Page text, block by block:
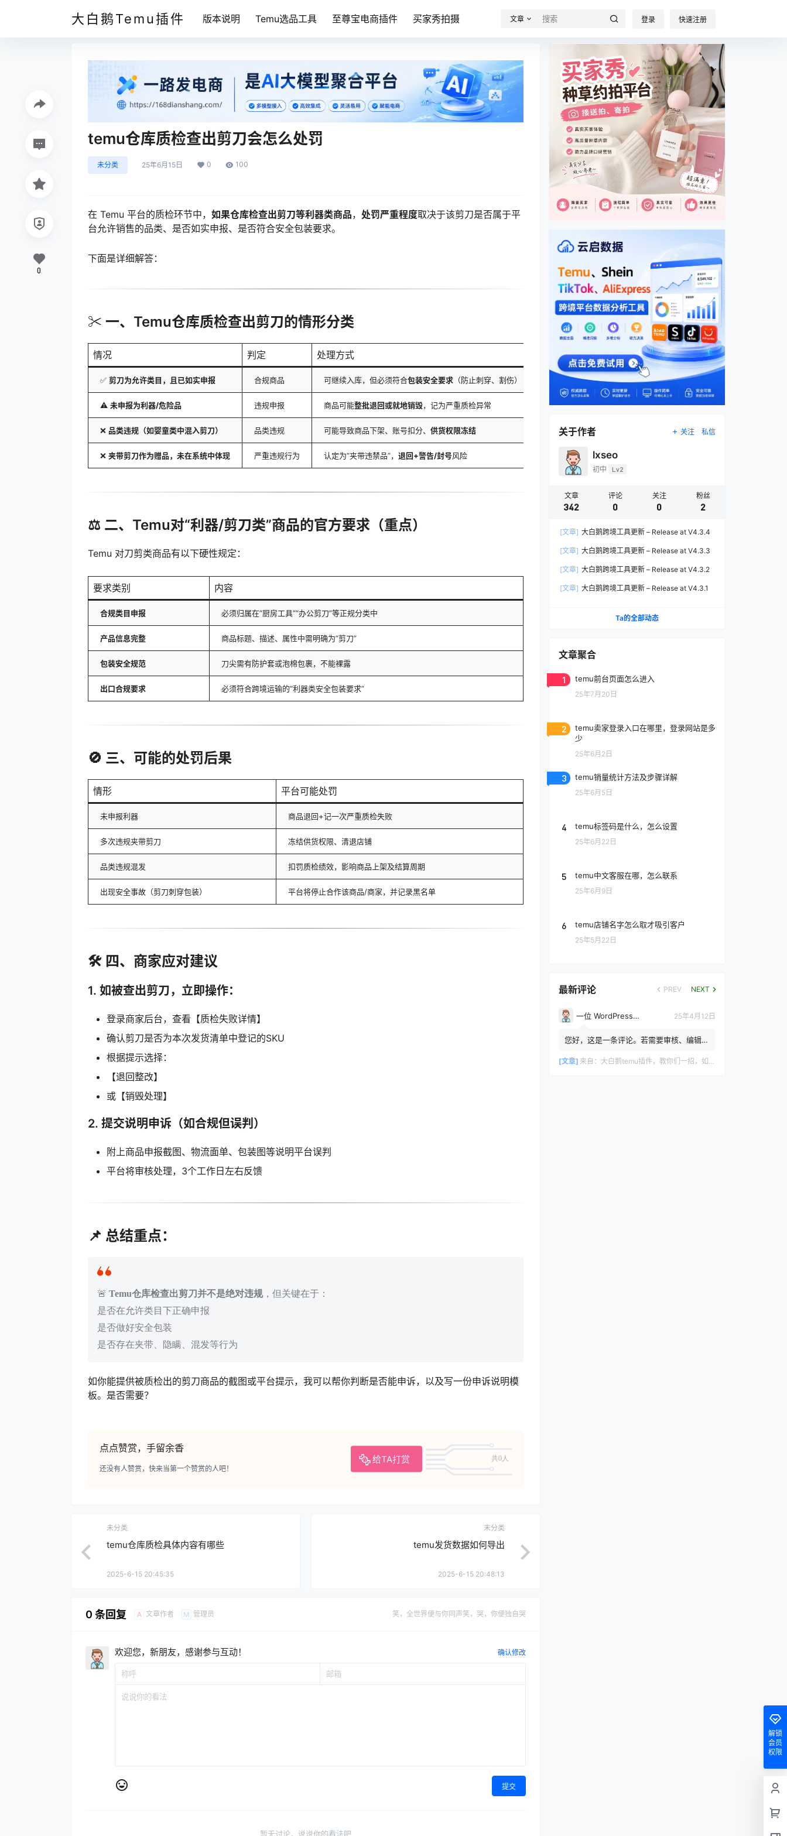
大白鹅Temu插件 版本说明 Temu选品工具 至尊宝电商插件 买家秀拍摄 文章 登录 快速注册
temu仓库质检查出剪刀会怎么处罚
未分类 25年6月15日 0 100
在 Temu 平台的质检环节中， 如果仓库检查出剪刀等利器类商品， 处罚严重程度取决于该剪刀是否属于平
台允许销售的品类、是否如实申报、是否符合安全包装要求。
下面是详细解答：
✂️ 一、Temu仓库质检查出剪刀的情形分类
情况 判定 处理方式
✅ 剪刀为允许类目，且已如实申报 合规商品 可继续入库，但必须符合包装安全要求 （防止刺穿、割伤）
⚠️ 未申报为利器/危险品 违规申报 商品可能整批退回或就地销毁，记为严重质检异常
❌ 品类违规（如婴童类中混入剪刀） 品类违规 可能导致商品下架、账号扣分、 供货权限冻结
❌ 夹带剪刀作为赠品，未在系统中体现 严重违规行为 认定为“夹带违禁品”， 退回+警告/封号风险
⚖️ 二、Temu对“利器/剪刀类”商品的官方要求（重点）
Temu 对刀剪类商品有以下硬性规定：
要求类别 内容
合规类目申报 必须归属在“厨房工具”“办公剪刀”等正规分类中
产品信息完整 商品标题、描述、属性中需明确为“剪刀”
包装安全规范 刀尖需有防护套或泡棉包裹，不能裸露
出口合规要求 必须符合跨境运输的“利器类安全包装要求”
🚫 三、可能的处罚后果
情形 平台可能处罚
未申报利器 商品退回+记一次严重质检失败
多次违规夹带剪刀 冻结供货权限、清退店铺
品类违规混发 扣罚质检绩效，影响商品上架及结算周期
出现安全事故（剪刀刺穿包装） 平台将停止合作该商品/商家，并记录黑名单
🛠 四、商家应对建议
1. 如被查出剪刀，立即操作：
登录商家后台，查看【质检失败详情】
确认剪刀是否为本次发货清单中登记的SKU
根据提示选择：
【退回整改】
或【销毁处理】
2. 提交说明申诉（如合规但误判）
附上商品申报截图、物流面单、包装图等说明平台误判
平台将审核处理，3个工作日左右反馈
📌 总结重点：
🚨 Temu仓库检查出剪刀并不是绝对违规，但关键在于：
是否在允许类目下正确申报
是否做好安全包装
是否存在夹带、隐瞒、混发等行为
如你能提供被质检出的剪刀商品的截图或平台提示，我可以帮你判断是否能申诉，以及写一份申诉说明模
板。是否需要？
点点赞赏，手留余香
给TA打赏 共0人
还没有人赞赏，快来当第一个赞赏的人吧！
0
未分类
temu仓库质检具体内容有哪些
2025-6-15 20:45:35
未分类
temu发货数据如何导出
2025-6-15 20:48:13
0 条回复 A 文章作者 M 管理员 笑，全世界便与你同声笑，哭，你便独自哭
欢迎您，新朋友，感谢参与互动！ 确认修改
提交
暂无讨论，说说你的看法吧
关于作者 关注 私信
lxseo
初中 Lv2
文章
342
评论
0
关注
0
粉丝
2
[文章] 大白鹅跨境工具更新 – Release at V4.3.4
[文章] 大白鹅跨境工具更新 – Release at V4.3.3
[文章] 大白鹅跨境工具更新 – Release at V4.3.2
[文章] 大白鹅跨境工具更新 – Release at V4.3.1
Ta的全部动态
文章聚合
1 temu前台页面怎么进入
25年7月20日
2
temu卖家登录入口在哪里，登录网站是多
少
25年6月2日
3 temu销量统计方法及步骤详解
25年6月5日
4 temu标签码是什么，怎么设置
25年6月22日
5 temu中文客服在哪，怎么联系
25年6月9日
6 temu店铺名字怎么取才吸引客户
25年5月22日
最新评论 PREV NEXT
一位 WordPress 评论者 25年4月12日
您好，这是一条评论。若需要审核、编辑或
者头像来自 Gravatar。
[文章] 来自： 大白鹅temu插件，教你们一招，如何30s里计算temu利润数据
解锁
会员
权限